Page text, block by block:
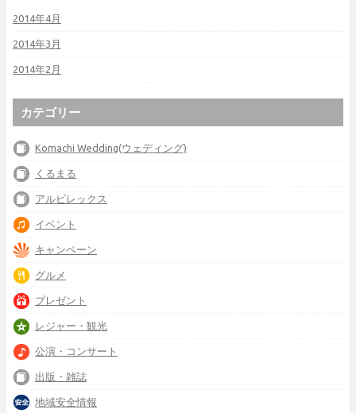
2014年4月
2014年3月
2014年2月
カテゴリー
Komachi Wedding(ウェディング)
くるまる
アルビレックス
イベント
キャンペーン
グルメ
プレゼント
レジャー・観光
公演・コンサート
出版・雑誌
地域安全情報